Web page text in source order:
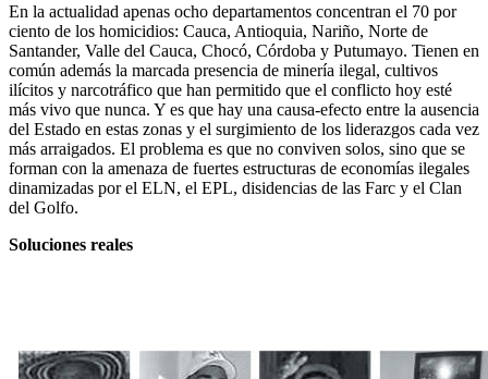
En la actualidad apenas ocho departamentos concentran el 70 por
ciento de los homicidios: Cauca, Antioquia, Nariño, Norte de
Santander, Valle del Cauca, Chocó, Córdoba y Putumayo. Tienen en
común además la marcada presencia de minería ilegal, cultivos
ilícitos y narcotráfico que han permitido que el conflicto hoy esté
más vivo que nunca. Y es que hay una causa-efecto entre la ausencia
del Estado en estas zonas y el surgimiento de los liderazgos cada vez
más arraigados. El problema es que no conviven solos, sino que se
forman con la amenaza de fuertes estructuras de economías ilegales
dinamizadas por el ELN, el EPL, disidencias de las Farc y el Clan
del Golfo.
Soluciones reales